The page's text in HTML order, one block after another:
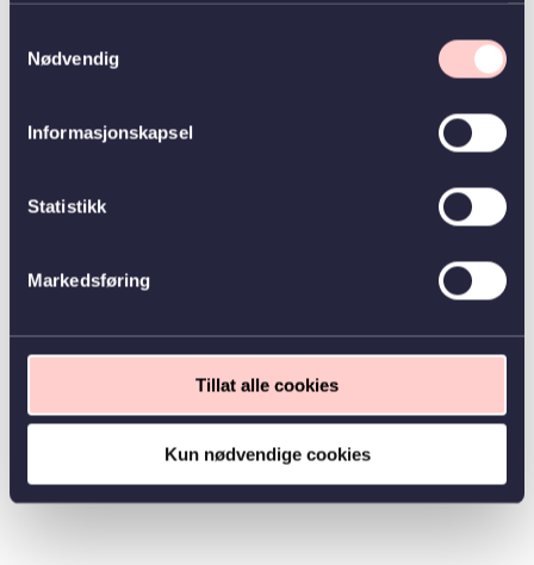
Nødvendig
Informasjonskapsel
Statistikk
Markedsføring
Tillat alle cookies
Kun nødvendige cookies